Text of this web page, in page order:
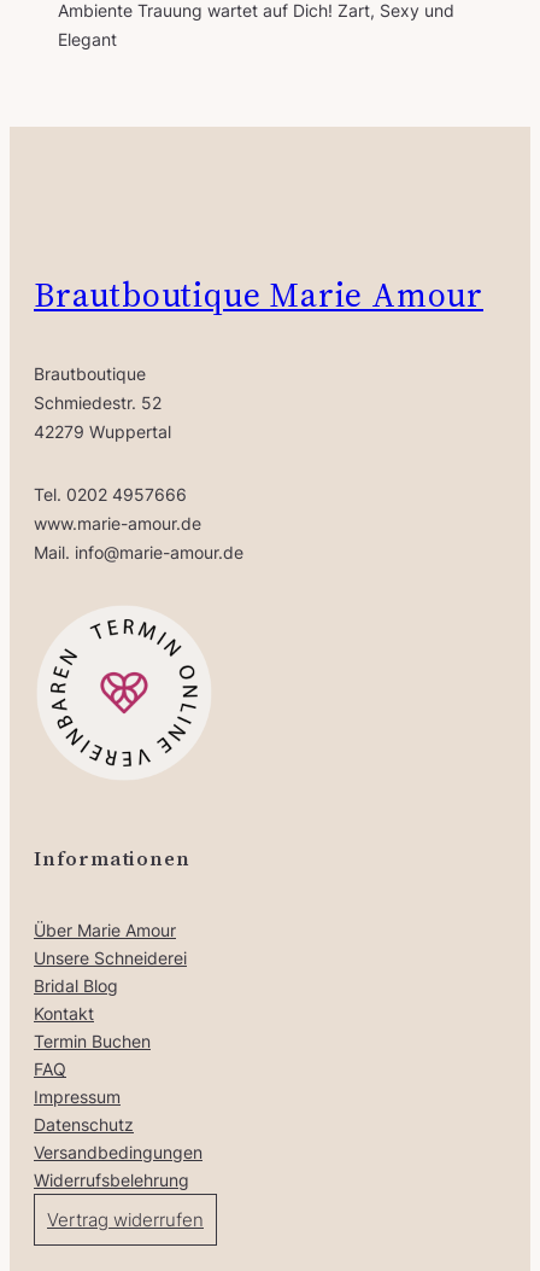
Ambiente Trauung wartet auf Dich! Zart, Sexy und
Elegant
Brautboutique Marie Amour
Brautboutique
Schmiedestr. 52
42279 Wuppertal
Tel. 0202 4957666
www.marie-amour.de
Mail. info@marie-amour.de
Informationen
Über Marie Amour
Unsere Schneiderei
Bridal Blog
Kontakt
Termin Buchen
FAQ
Impressum
Datenschutz
Versandbedingungen
Widerrufsbelehrung
Vertrag widerrufen